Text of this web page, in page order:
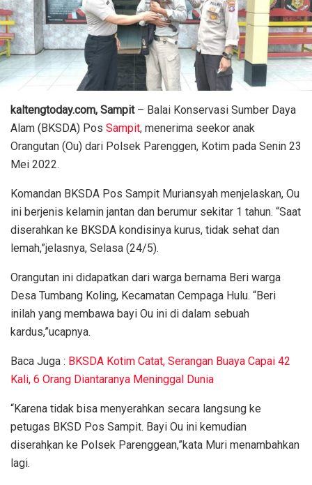
kaltengtoday.com, Sampit– Balai Konservasi Sumber Daya
Alam (BKSDA) Pos Sampit, menerima seekor anak
Orangutan (Ou) dari Polsek Parenggen, Kotim pada Senin 23
Mei 2022.
Komandan BKSDA Pos Sampit Muriansyah menjelaskan, Ou
ini berjenis kelamin jantan dan berumur sekitar 1 tahun. “Saat
diserahkan ke BKSDA kondisinya kurus, tidak sehat dan
lemah,”jelasnya, Selasa (24/5).
Orangutan ini didapatkan dari warga bernama Beri warga
Desa Tumbang Koling, Kecamatan Cempaga Hulu. “Beri
inilah yang membawa bayi Ou ini di dalam sebuah
kardus,”ucapnya.
Baca Juga : BKSDA Kotim Catat, Serangan Buaya Capai 42
Kali, 6 Orang Diantaranya Meninggal Dunia
“Karena tidak bisa menyerahkan secara langsung ke
petugas BKSD Pos Sampit. Bayi Ou ini kemudian
diserahķan ke Polsek Parenggean,”kata Muri menambahkan
lagi.